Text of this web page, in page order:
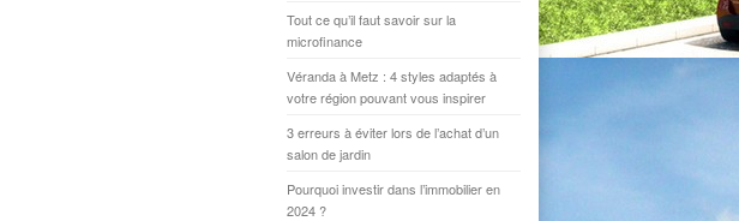
Tout ce qu’il faut savoir sur la
microfinance
Véranda à Metz : 4 styles adaptés à
votre région pouvant vous inspirer
3 erreurs à éviter lors de l’achat d’un
salon de jardin
Pourquoi investir dans l’immobilier en
2024 ?